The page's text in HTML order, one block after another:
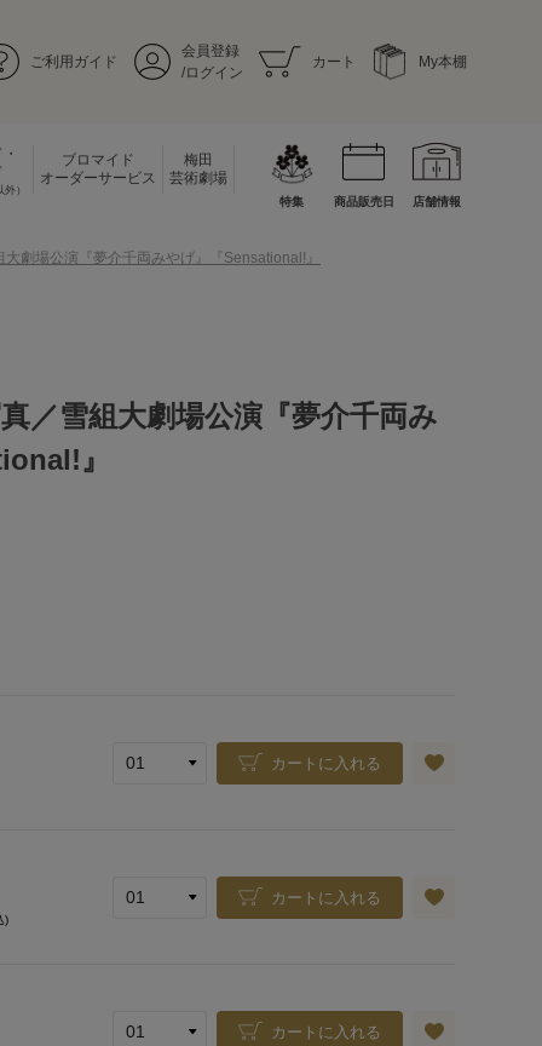
ご利用ガイド
会員登録
/ログイン
カート My本棚
）
ブロマイド
オーダーサービス
梅田
芸術劇場
特集 商品販売日 店舗情報
劇場公演『夢介千両みやげ』『Sensational!』
／雪組大劇場公演『夢介千両み
』
カートに入れる
)
カートに入れる
カートに入れる